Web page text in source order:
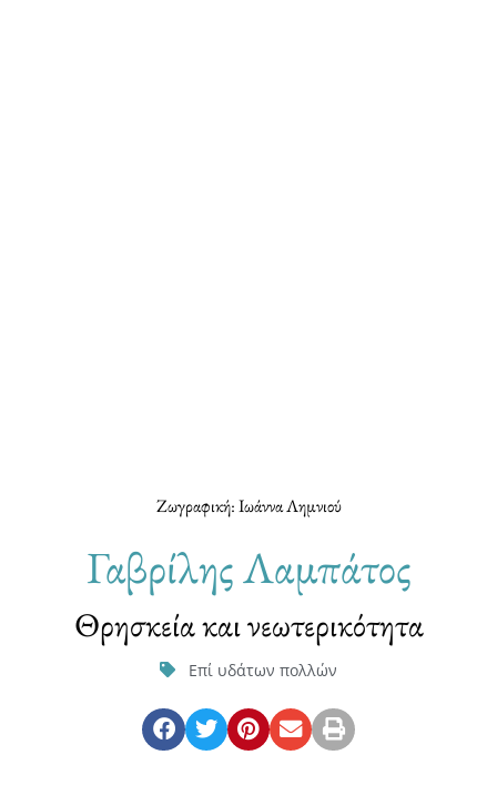
Ζωγραφική: Ιωάννα Λημνιού
Γαβρίλης Λαμπάτος
Θρησκεία και νεωτερικότητα
Επί υδάτων πολλών